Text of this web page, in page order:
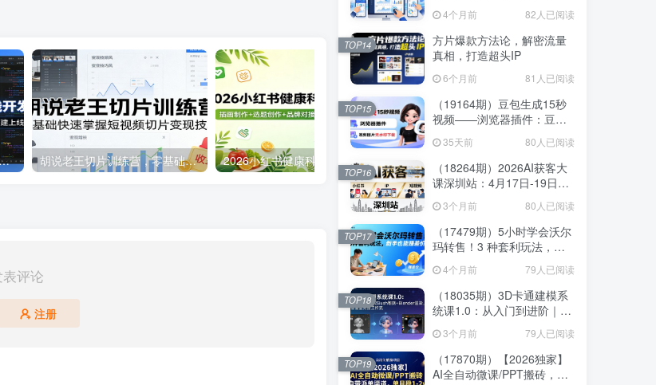
：大型网站实战、AI编程、前后端分离从零搭建上线 胡说老王切片训练营，零基础快速掌握短视频切片变现技巧 “大乘活法”AI对口型视频创作全攻略：文案剪辑+声音克隆+封面制作，快速起号变现
评论
注册
松学会投千川
4个月前 82人已阅读
方片爆款方法论，解密流量
真相，打造超头IP
6个月前 81人已阅读
TOP14
（19164期）豆包生成15秒
视频——浏览器插件：豆
+ 解锁15秒视频生成
35天前 80人已阅读
TOP15
（18264期）2026AI获客大
课深圳站：4月17日-19日3
频，老板操盘手必来
3个月前 80人已阅读
TOP16
（17479期）5小时学会沃尔
玛转售！3 种套利玩法，新
4个月前 79人已阅读
TOP17
（18035期）3D卡通建模系
统课1.0：从入门到进阶｜
10章覆盖完整工作流
3个月前 79人已阅读
TOP18
（17870期）【2026独家】
AI全自动微课/PPT搬砖，自
TOP19